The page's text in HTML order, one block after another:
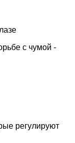
с чумой -
регулируют